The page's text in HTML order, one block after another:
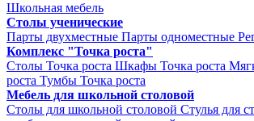
Школьная мебель
Столы ученические
Парты двухместные Парты одноместные
Комплекс "Точка роста"
Столы Точка роста Шкафы Точка роста
роста Тумбы Точка роста
Мебель для школьной столовой
Столы для школьной столовой Стулья для